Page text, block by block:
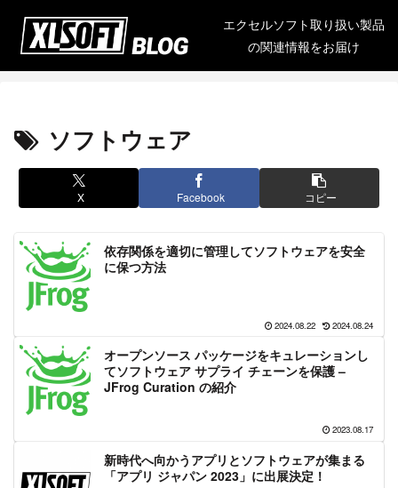
エクセルソフト取り扱い製品
の関連情報をお届け
ソフトウェア
X Facebook コピー
依存関係を適切に管理してソフトウェアを安全
に保つ方法
2024.08.22 2024.08.24
オープンソース パッケージをキュレーションし
てソフトウェア サプライ チェーンを保護 –
JFrog Curation の紹介
2023.08.17
新時代へ向かうアプリとソフトウェアが集まる
「アプリ ジャパン 2023」に出展決定！